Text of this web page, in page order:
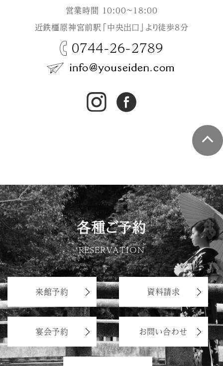
営業時間 10:00～18:00
近鉄橿原神宮前駅「中央出口」より徒歩8分
0744-26-2789
各種ご予約
RESERVATION
来館予約 資料請求
宴会予約 お問い合わせ